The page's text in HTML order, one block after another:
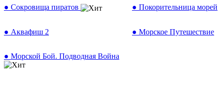
● Сокровища пиратов ● Покорительница морей
● Аквафиш 2 ● Морское Путешествие
● Морской Бой. Подводная Война